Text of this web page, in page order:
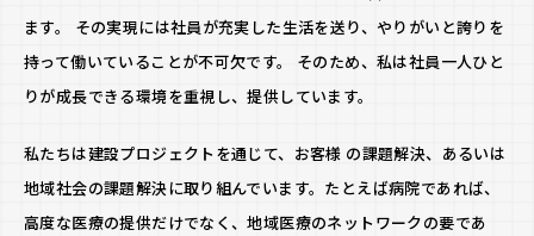
ます。 その実現には社員が充実した生活を送り、やりがいと誇りを
持って働いていることが不可欠です。 そのため、私は社員一人ひと
りが成長できる環境を重視し、提供しています。
私たちは建設プロジェクトを通じて、お客様 の課題解決、あるいは
地域社会の課題解決に取り組んでいます。たとえば病院であれば、
高度な医療の提供だけでなく、地域医療のネットワークの要であ